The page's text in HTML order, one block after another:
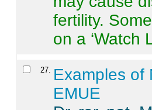
fertility.
on a ‘Watch
27. Examples of
EMUE